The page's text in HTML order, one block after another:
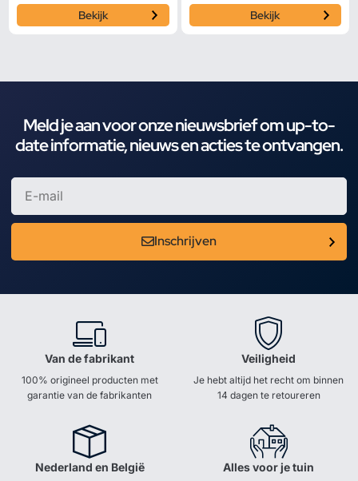
Bekijk Bekijk
Meld je aan voor onze nieuwsbrief om up-to-
date informatie, nieuws en acties te ontvangen.
Inschrijven
Van de fabrikant
100% origineel producten met
garantie van de fabrikanten
Veiligheid
Je hebt altijd het recht om binnen
14 dagen te retoureren
Nederland en België Alles voor je tuin